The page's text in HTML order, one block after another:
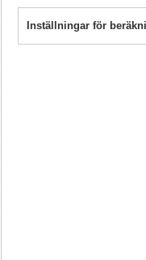
Inställningar för